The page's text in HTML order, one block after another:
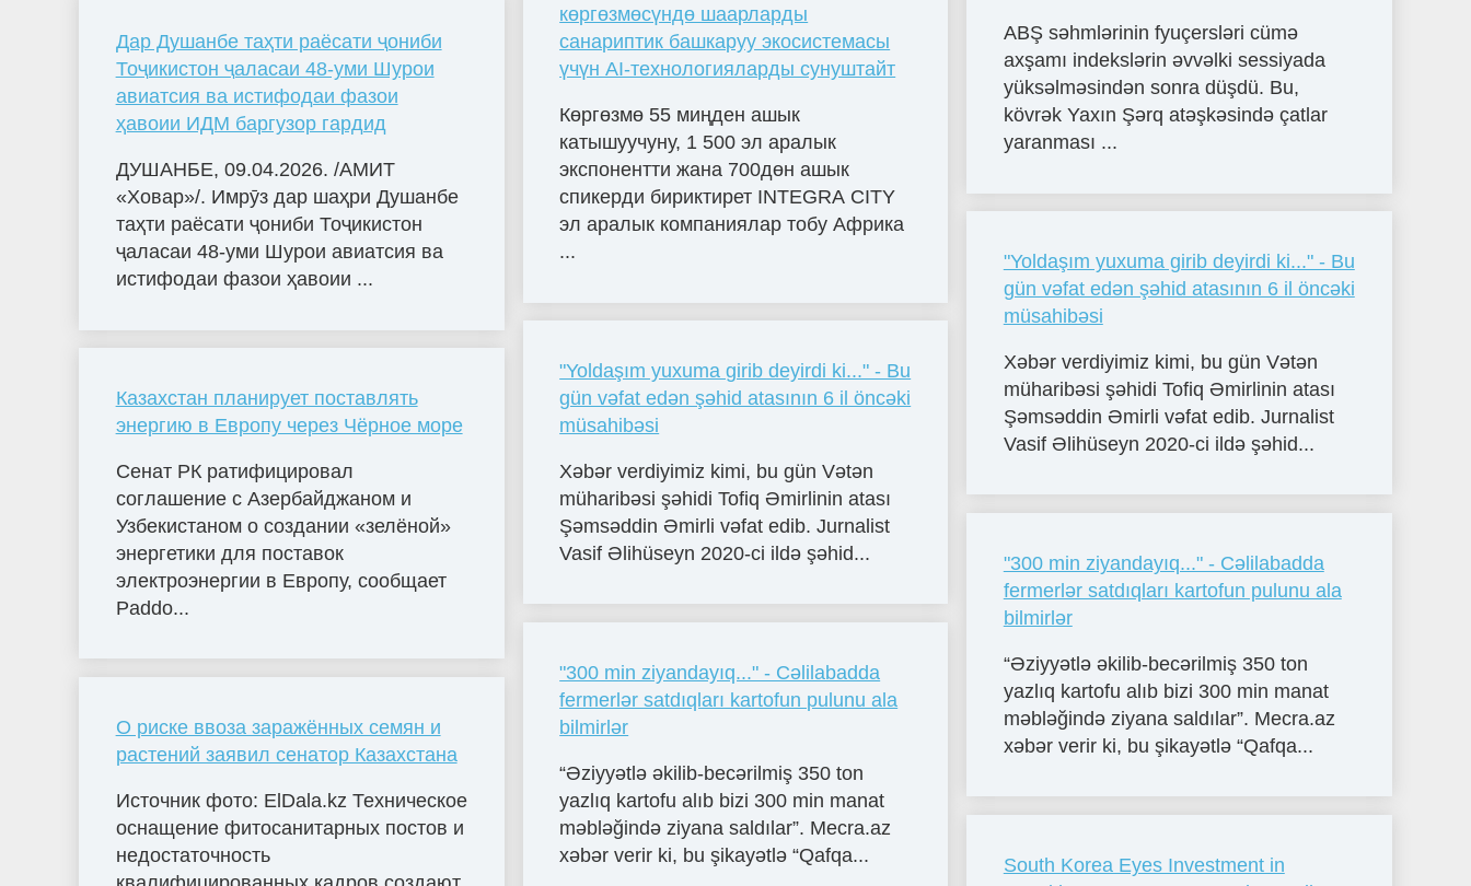
Дар Душанбе таҳти раёсати ҷониби
Тоҷикистон ҷаласаи 48-уми Шурои
авиатсия ва истифодаи фазои
ҳавоии ИДМ баргузор гардид
ДУШАНБЕ, 09.04.2026. /АМИТ
«Ховар»/. Имрӯз дар шаҳри Душанбе
таҳти раёсати ҷониби Тоҷикистон
ҷаласаи 48-уми Шурои авиатсия ва
истифодаи фазои ҳавоии ...
Казахстан планирует поставлять
энергию в Европу через Чёрное море
Сенат РК ратифицировал
соглашение с Азербайджаном и
Узбекистаном о создании «зелёной»
энергетики для поставок
электроэнергии в Европу, сообщает
Paddo...
О риске ввоза заражённых семян и
растений заявил сенатор Казахстана
Источник фото: ElDala.kz Техническое
оснащение фитосанитарных постов и
недостаточность
көргөзмөсүндө шаарларды
санариптик башкаруу экосистемасы
үчүн AI-технологияларды сунуштайт
Көргөзмө 55 миңден ашык
катышуучуну, 1 500 эл аралык
экспонентти жана 700дөн ашык
спикерди бириктирет INTEGRA CITY
эл аралык компаниялар тобу Африка
...
"Yoldaşım yuxuma girib deyirdi ki..." - Bu
gün vəfat edən şəhid atasının 6 il öncəki
müsahibəsi
Xəbər verdiyimiz kimi, bu gün Vətən
müharibəsi şəhidi Tofiq Əmirlinin atası
Şəmsəddin Əmirli vəfat edib. Jurnalist
Vasif Əlihüseyn 2020-ci ildə şəhid...
"300 min ziyandayıq..." - Cəlilabadda
fermerlər satdıqları kartofun pulunu ala
bilmirlər
“Əziyyətlə əkilib-becərilmiş 350 ton
yazlıq kartofu alıb bizi 300 min manat
məbləğində ziyana saldılar”. Mecra.az
xəbər verir ki, bu şikayətlə “Qafqa...
ABŞ səhmlərinin fyuçersləri cümə
axşamı indekslərin əvvəlki sessiyada
yüksəlməsindən sonra düşdü. Bu,
kövrək Yaxın Şərq atəşkəsində çatlar
yaranması ...
"Yoldaşım yuxuma girib deyirdi ki..." - Bu
gün vəfat edən şəhid atasının 6 il öncəki
müsahibəsi
Xəbər verdiyimiz kimi, bu gün Vətən
müharibəsi şəhidi Tofiq Əmirlinin atası
Şəmsəddin Əmirli vəfat edib. Jurnalist
Vasif Əlihüseyn 2020-ci ildə şəhid...
"300 min ziyandayıq..." - Cəlilabadda
fermerlər satdıqları kartofun pulunu ala
bilmirlər
“Əziyyətlə əkilib-becərilmiş 350 ton
yazlıq kartofu alıb bizi 300 min manat
məbləğində ziyana saldılar”. Mecra.az
xəbər verir ki, bu şikayətlə “Qafqa...
South Korea Eyes Investment in